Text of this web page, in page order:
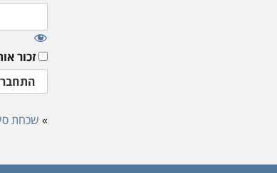
זכור
» שכחת